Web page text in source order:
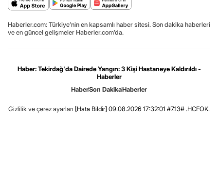
Haberler.com: Türkiye’nin en kapsamlı haber sitesi. Son dakika haberleri
ve en güncel gelişmeler Haberler.com’da.
Haber: Tekirdağ'da Dairede Yangın: 3 Kişi Hastaneye Kaldırıldı -
Haberler
HaberSon DakikaHaberler
Gizlilik ve çerez ayarları [Hata Bildir] 09.08.2026 17:32:01 #7.13# .HCFOK.